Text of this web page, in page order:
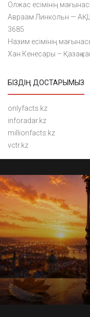
Олжас есімінің
Авраам Линкольн —
3685
Назим есімінің
Хан Кенесары – Қазақ
БІЗДІҢ ДОСТАРЫМЫЗ
onlyfacts.kz
inforadar.kz
millionfacts.kz
vctr.kz